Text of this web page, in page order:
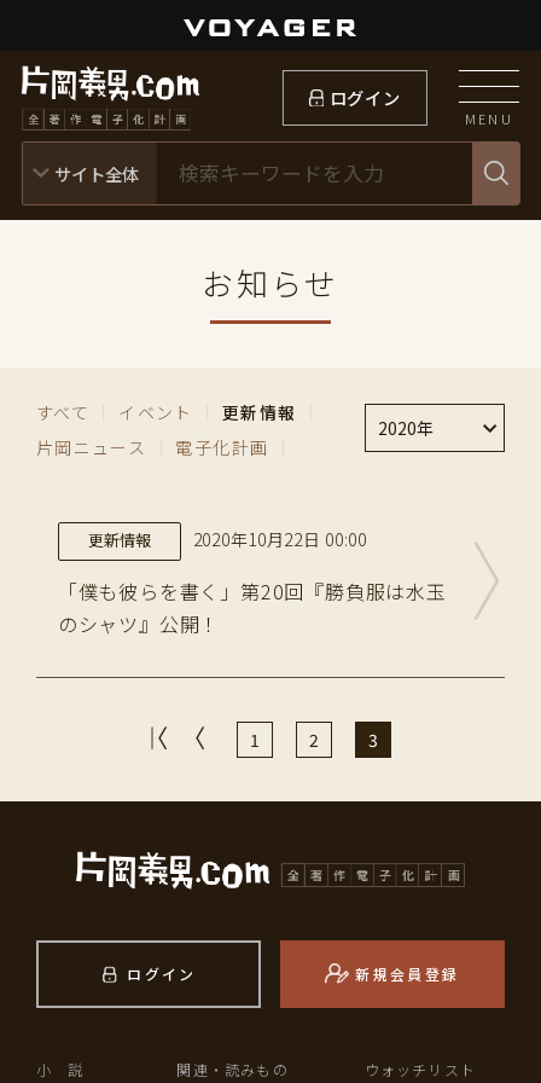
ログイン
MENU
お知らせ
すべて イベント ｜更新情報
片岡ニュース
電子化計画
2020年
更新情報 2020年10月22日 00:00
「僕も彼らを書く」第20回『勝負服は水玉
のシャツ』公開！
1 2 3
ログイン 新規会員登録
小 説 関連・読みもの ウォッチリスト